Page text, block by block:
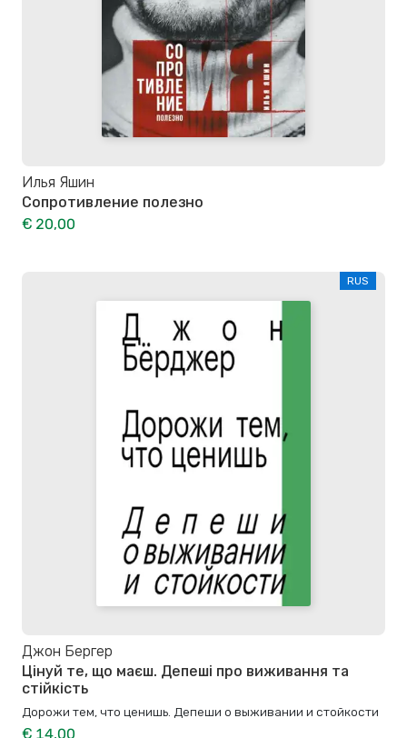
Илья Яшин
Сопротивление полезно
€ 20,00
RUS
Джон Бергер
Цінуй те, що маєш. Депеші про виживання та
стійкість
Дорожи тем, что ценишь. Депеши о выживании и стойкости
€ 14,00